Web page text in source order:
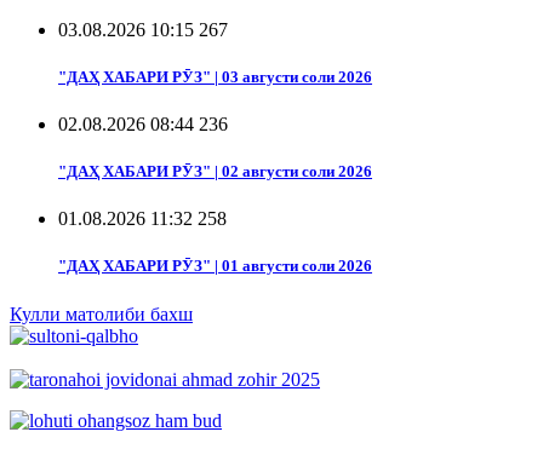
03.08.2026 10:15 267
"ДАҲ ХАБАРИ РӮЗ" | 03 августи соли 2026
02.08.2026 08:44 236
"ДАҲ ХАБАРИ РӮЗ" | 02 августи соли 2026
01.08.2026 11:32 258
"ДАҲ ХАБАРИ РӮЗ" | 01 августи соли 2026
Кулли матолиби бахш